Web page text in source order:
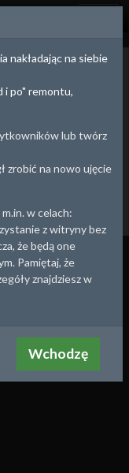
zdjęć
zmiany
perspektywy, co
porównać efekty
sylwetką tworząc
nakładając na siebie
i po" remontu,
lub twórz
zrobić na nowo ujęcie
w celach:
z witryny bez
że będą one
Pamiętaj, że
znajdziesz w
Wchodzę